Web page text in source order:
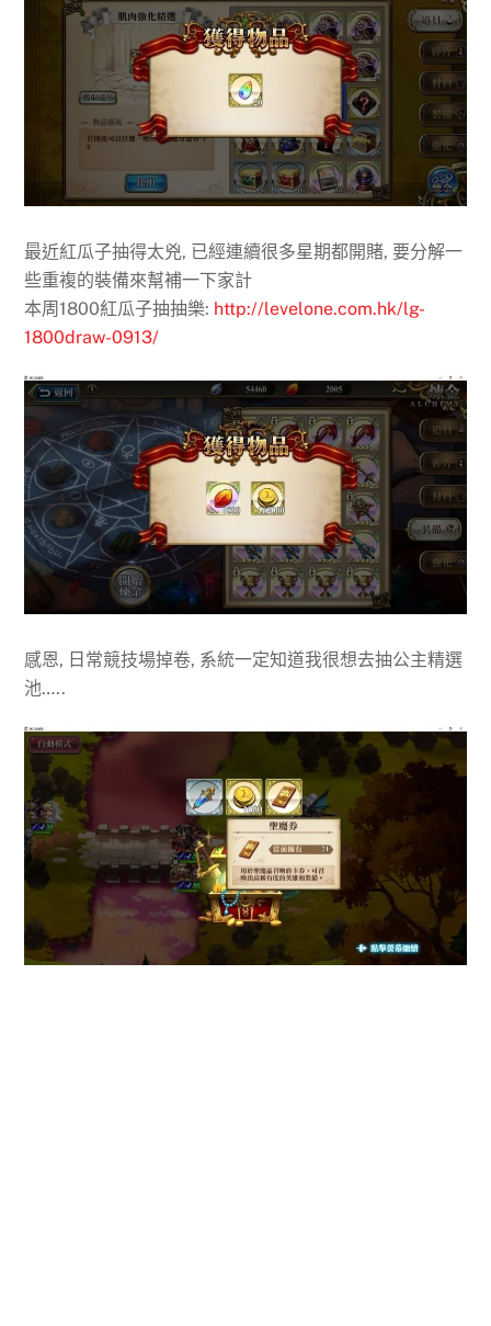
最近紅瓜子抽得太兇, 已經連續很多星期都開賭, 要分解一
些重複的裝備來幫補一下家計
本周1800紅瓜子抽抽樂: http://levelone.com.hk/lg-
1800draw-0913/
感恩, 日常競技場掉卷, 系統一定知道我很想去抽公主精選
池…..